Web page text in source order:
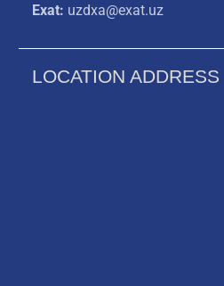
Exat: uzdxa@exat.uz
LOCATION ADDRESS